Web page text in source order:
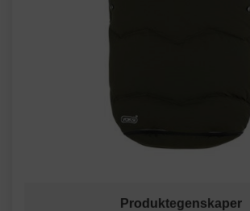
Produktegenskaper